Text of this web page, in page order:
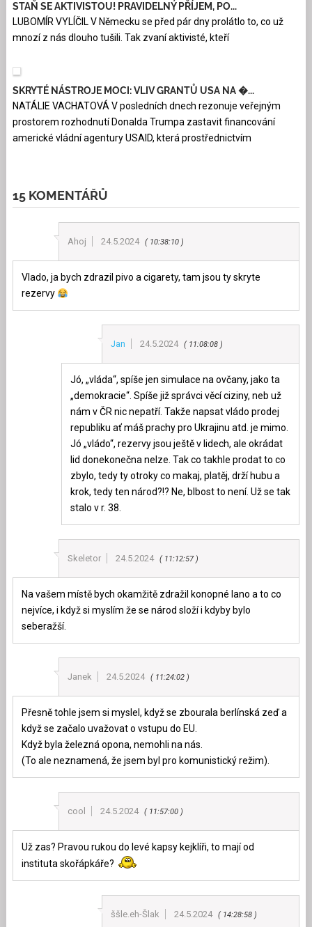
STAŇ SE AKTIVISTOU! PRAVIDELNÝ PŘÍJEM, PO...
LUBOMÍR VYLÍČIL V Německu se před pár dny prolátlo to, co už
mnozí z nás dlouho tušili. Tak zvaní aktivisté, kteří
SKRYTÉ NÁSTROJE MOCI: VLIV GRANTŮ USA NA �...
NATÁLIE VACHATOVÁ V posledních dnech rezonuje veřejným
prostorem rozhodnutí Donalda Trumpa zastavit financování
americké vládní agentury USAID, která prostřednictvím
15 KOMENTÁŘŮ
Ahoj 24.5.2024 10:38:10
Vlado, ja bych zdrazil pivo a cigarety, tam jsou ty skryte
rezervy
Jan 24.5.2024 11:08:08
Jó, „vláda“, spíše jen simulace na ovčany, jako ta
„demokracie“. Spíše již správci věcí ciziny, neb už
nám v ČR nic nepatří. Takže napsat vládo prodej
republiku ať máš prachy pro Ukrajinu atd. je mimo.
Jó „vládo“, rezervy jsou ještě v lidech, ale okrádat
lid donekonečna nelze. Tak co takhle prodat to co
zbylo, tedy ty otroky co makaj, platěj, drží hubu a
krok, tedy ten národ?!? Ne, blbost to není. Už se tak
stalo v r. 38.
Skeletor 24.5.2024 11:12:57
Na vašem místě bych okamžitě zdražil konopné lano a to co
nejvíce, i když si myslím že se národ složí i kdyby bylo
seberažší.
Janek 24.5.2024 11:24:02
Přesně tohle jsem si myslel, když se zbourala berlínská zeď a
když se začalo uvažovat o vstupu do EU.
Když byla železná opona, nemohli na nás.
(To ale neznamená, že jsem byl pro komunistický režim).
cool 24.5.2024 11:57:00
Už zas? Pravou rukou do levé kapsy kejklíři, to mají od
instituta skořápkáře?
ššle.eh-Šlak 24.5.2024 14:28:58